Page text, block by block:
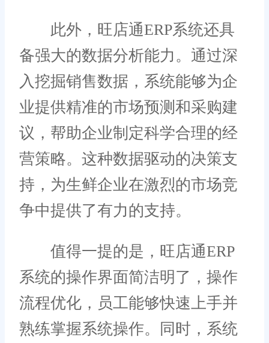
此外，旺店通ERP系统还具
备强大的数据分析能力。通过深
入挖掘销售数据，系统能够为企
业提供精准的市场预测和采购建
议，帮助企业制定科学合理的经
营策略。这种数据驱动的决策支
持，为生鲜企业在激烈的市场竞
争中提供了有力的支持。
值得一提的是，旺店通ERP
系统的操作界面简洁明了，操作
流程优化，员工能够快速上手并
熟练掌握系统操作。同时，系统